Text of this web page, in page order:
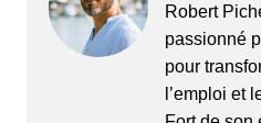
Robert
passionné
pour
l’emploi et